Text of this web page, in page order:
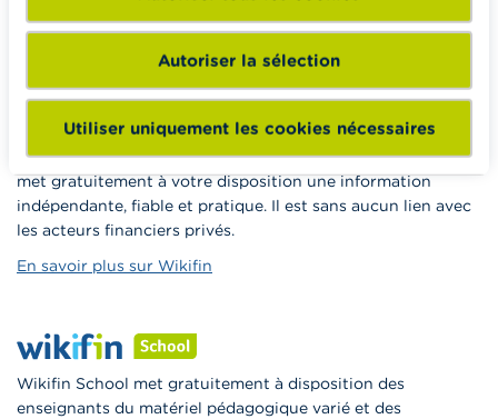
Autoriser la sélection
Utiliser uniquement les cookies nécessaires
Impôts, emplois et revenus
Logement et emprunt hypothécaire
Wikifin.be veut vous aider dans vos décisions financières. Il
met gratuitement à votre disposition une information
indépendante, fiable et pratique. Il est sans aucun lien avec
les acteurs financiers privés.
En savoir plus sur Wikifin
Wikifin School met gratuitement à disposition des
enseignants du matériel pédagogique varié et des